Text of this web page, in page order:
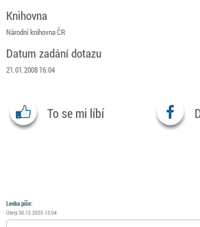
Knihovna
Národní knihovna ČR
Datum zadání dotazu
21.01.2008 16:04
To se mi líbí
Lenka píše:
Úterý 30.12.2025 13:04